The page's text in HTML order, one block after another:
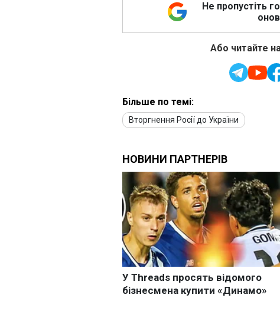
Не пропустіть
Або читайте
Більше по темі:
Вторгнення Росії до України